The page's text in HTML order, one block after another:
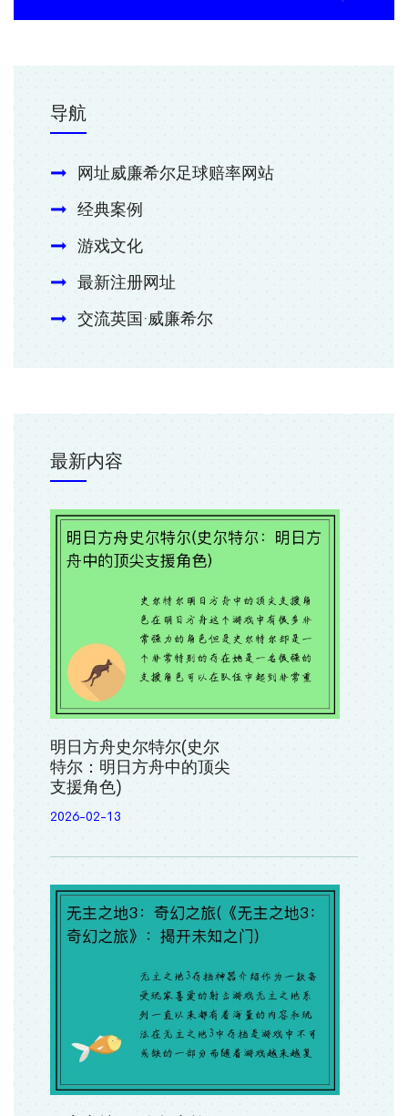
导航
网址威廉希尔足球赔率网站
经典案例
游戏文化
最新注册网址
交流英国·威廉希尔
最新内容
明日方舟史尔特尔(史尔
特尔：明日方舟中的顶尖
支援角色)
2026-02-13